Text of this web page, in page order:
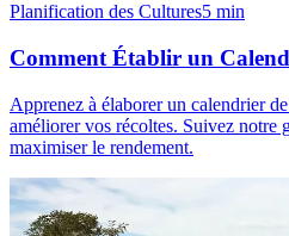
Planification des Cultures5 min
Comment Établir un
Apprenez à élaborer un calendrier
améliorer vos récoltes. Suivez notre
maximiser le rendement.